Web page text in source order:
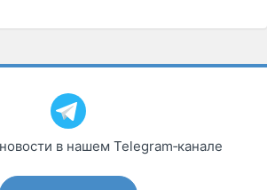
в нашем Telegram‑канале